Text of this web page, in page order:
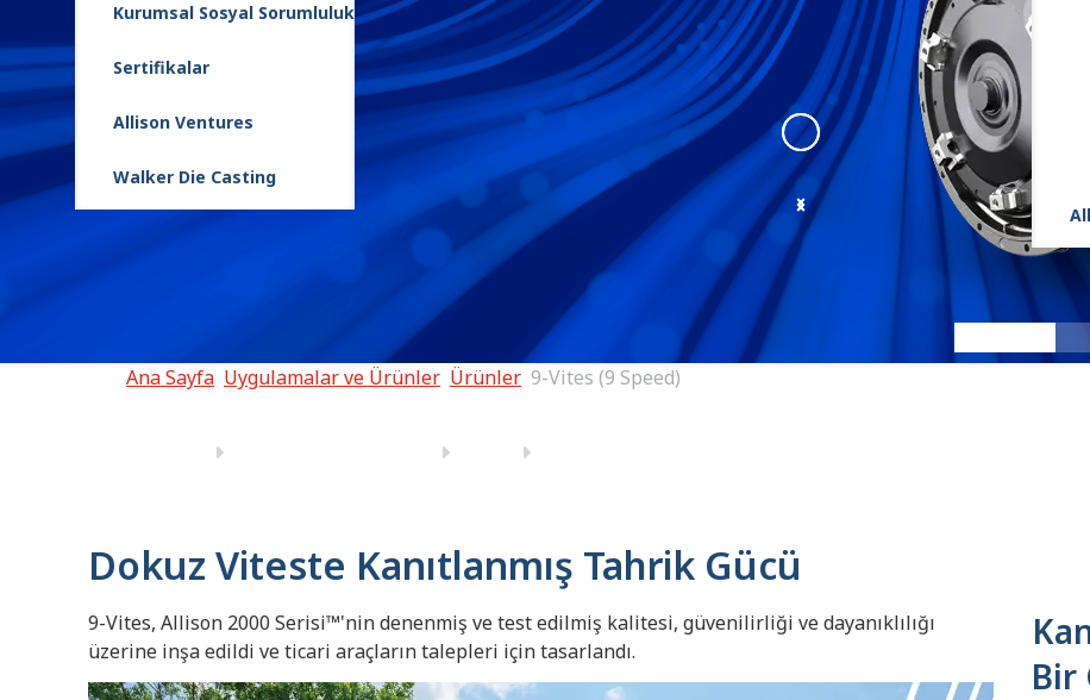
Kurumsal Sosyal Sorumluluk
Sertifikalar
Allison Ventures
Walker Die Casting
9-Speed
9-Speed View 1
Ana Sayfa Uygulamalar ve Ürünler Ürünler 9-Vites (9 Speed)
Dokuz Viteste Kanıtlanmış Tahrik Gücü
9-Vites, Allison 2000 Serisi™'nin denenmiş ve test edilmiş kalitesi, güvenilirliği ve dayanıklılığı
üzerine inşa edildi ve ticari araçların talepleri için tasarlandı.
Bir